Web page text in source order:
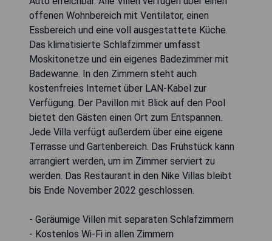
offenen Wohnbereich mit Ventilator, einen
Essbereich und eine voll ausgestattete Küche.
Das klimatisierte Schlafzimmer umfasst
Moskitonetze und ein eigenes Badezimmer mit
Badewanne. In den Zimmern steht auch
kostenfreies Internet über LAN-Kabel zur
Verfügung. Der Pavillon mit Blick auf den Pool
bietet den Gästen einen Ort zum Entspannen.
Jede Villa verfügt außerdem über eine eigene
Terrasse und Gartenbereich. Das Frühstück kann
arrangiert werden, um im Zimmer serviert zu
werden. Das Restaurant in den Nike Villas bleibt
bis Ende November 2022 geschlossen.
- Geräumige Villen mit separaten Schlafzimmern
- Kostenlos Wi-Fi in allen Zimmern